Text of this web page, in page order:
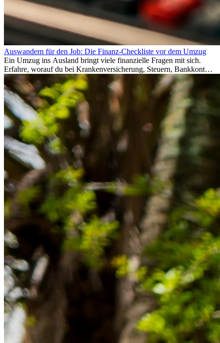
Auswandern für den Job: Die Finanz-Checkliste vor dem Umzug
Ein Umzug ins Ausland bringt viele finanzielle Fragen mit sich.
Erfahre, worauf du bei Krankenversicherung, Steuern, Bankkonto,
Rücklagen und Budgetplanung achten solltest, damit dein Neustart
im Ausland reibungslos gelingt.